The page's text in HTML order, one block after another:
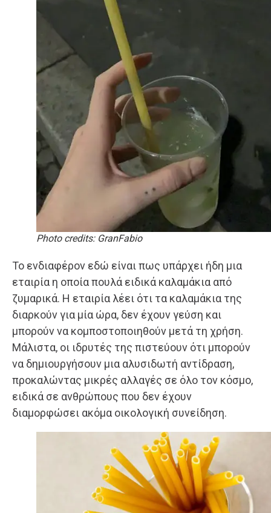
Photo credits: GranFabio
Το ενδιαφέρον εδώ είναι πως υπάρχει ήδη μια
εταιρία η οποία πουλά ειδικά καλαμάκια από
ζυμαρικά. Η εταιρία λέει ότι τα καλαμάκια της
διαρκούν για μία ώρα, δεν έχουν γεύση και
μπορούν να κομποστοποιηθούν μετά τη χρήση.
Μάλιστα, οι ιδρυτές της πιστεύουν ότι μπορούν
να δημιουργήσουν μια αλυσιδωτή αντίδραση,
προκαλώντας μικρές αλλαγές σε όλο τον κόσμο,
ειδικά σε ανθρώπους που δεν έχουν
διαμορφώσει ακόμα οικολογική συνείδηση.